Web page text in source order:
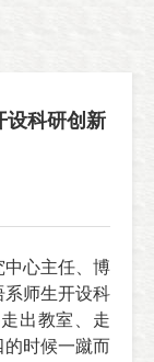
设科研创新
中心主任、博
系师生开设科
出教室、走
的时候一蹴而